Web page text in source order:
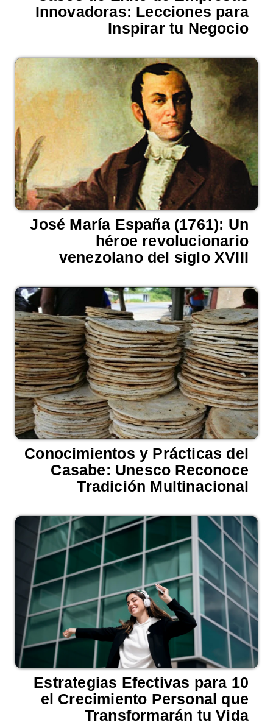
Innovadoras: Lecciones para
Inspirar tu Negocio
José María España (1761): Un
héroe revolucionario
venezolano del siglo XVIII
Conocimientos y Prácticas del
Casabe: Unesco Reconoce
Tradición Multinacional
10 Estrategias Efectivas para
el Crecimiento Personal que
Transformarán tu Vida